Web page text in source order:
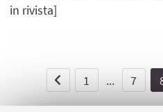
in rivista]
1 ... 7